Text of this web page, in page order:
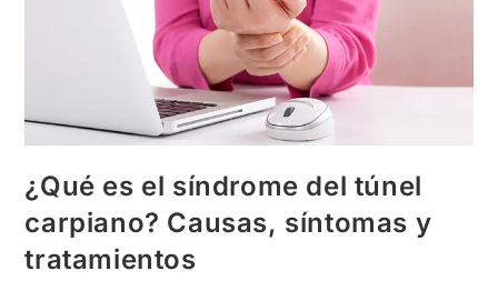
¿Qué es el síndrome del túnel
carpiano? Causas, síntomas y
tratamientos